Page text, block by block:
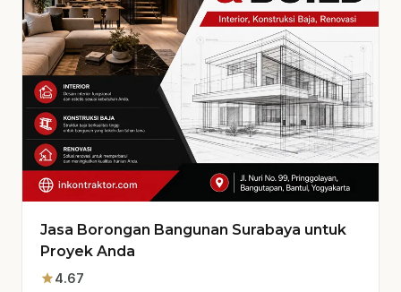
Jasa Borongan Bangunan Surabaya untuk
Proyek Anda
star4.67